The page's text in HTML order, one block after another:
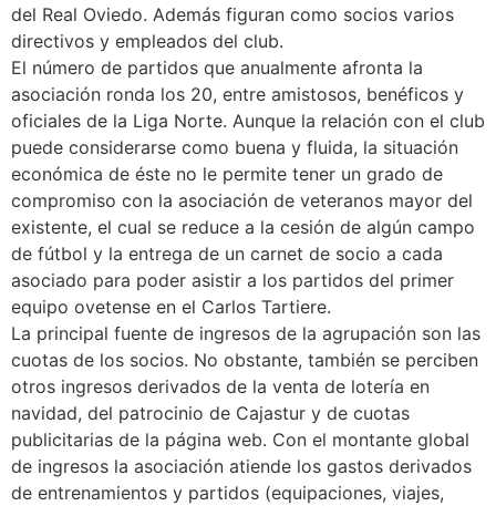
del Real Oviedo. Además figuran como socios varios
directivos y empleados del club.
El número de partidos que anualmente afronta la
asociación ronda los 20, entre amistosos, benéficos y
oficiales de la Liga Norte. Aunque la relación con el club
puede considerarse como buena y fluida, la situación
económica de éste no le permite tener un grado de
compromiso con la asociación de veteranos mayor del
existente, el cual se reduce a la cesión de algún campo
de fútbol y la entrega de un carnet de socio a cada
asociado para poder asistir a los partidos del primer
equipo ovetense en el Carlos Tartiere.
La principal fuente de ingresos de la agrupación son las
cuotas de los socios. No obstante, también se perciben
otros ingresos derivados de la venta de lotería en
navidad, del patrocinio de Cajastur y de cuotas
publicitarias de la página web. Con el montante global
de ingresos la asociación atiende los gastos derivados
de entrenamientos y partidos (equipaciones, viajes,